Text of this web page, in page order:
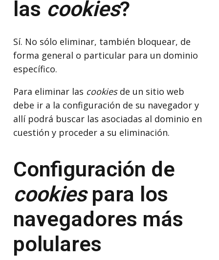
las cookies?
Sí. No sólo eliminar, también bloquear, de
forma general o particular para un dominio
específico.
Para eliminar las cookiesde un sitio web
debe ir a la configuración de su navegador y
allí podrá buscar las asociadas al dominio en
cuestión y proceder a su eliminación.
Configuración de
cookiespara los
navegadores más
polulares